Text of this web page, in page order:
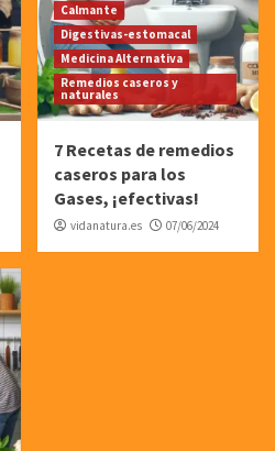
Calmante
Digestivas-estomacal
Medicina Alternativa
Remedios caseros y
naturales
7 Recetas de remedios
caseros para los
Gases, ¡efectivas!
vidanatura.es 07/06/2024